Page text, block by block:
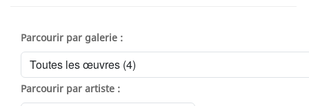
Parcourir par galerie :
Parcourir par artiste :